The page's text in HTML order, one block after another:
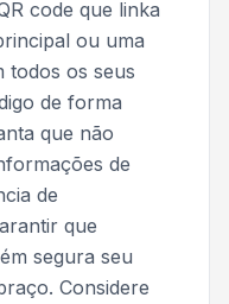
code que linka
ou uma
todos os seus
de forma
que não
de
de
que
segura seu
Considere